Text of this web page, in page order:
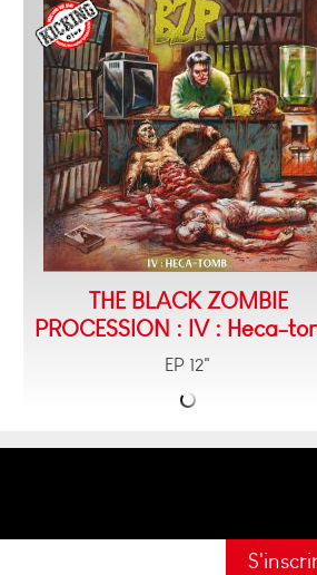
THE BLACK ZOMBIE
PROCESSION : IV : Heca-
EP 12"